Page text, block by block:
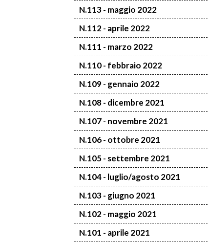
N.113 - maggio 2022
N.112 - aprile 2022
N.111 - marzo 2022
N.110 - febbraio 2022
N.109 - gennaio 2022
N.108 - dicembre 2021
N.107 - novembre 2021
N.106 - ottobre 2021
N.105 - settembre 2021
N.104 - luglio/agosto 2021
N.103 - giugno 2021
N.102 - maggio 2021
N.101 - aprile 2021